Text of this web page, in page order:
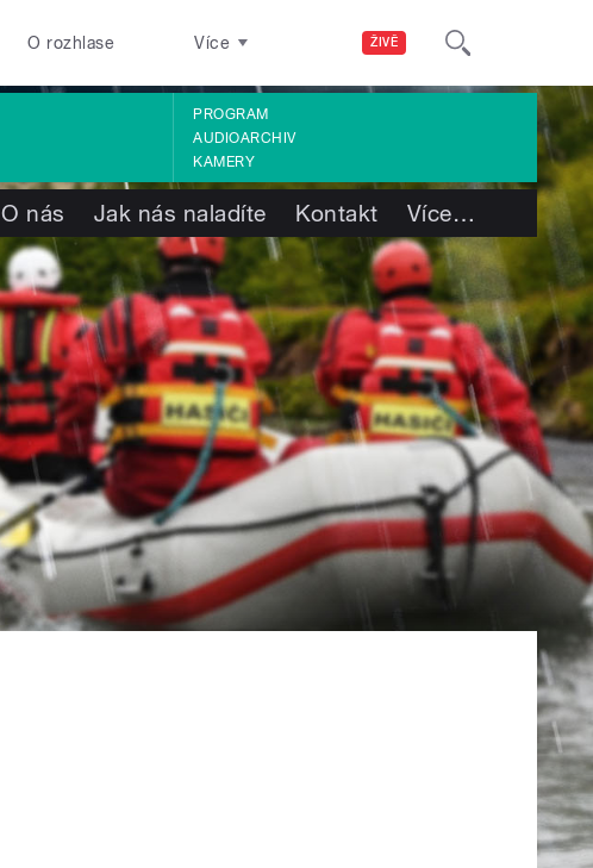
ŽIVĚ
O rozhlase Více
PROGRAM
AUDIOARCHIV
KAMERY
O nás Jak nás naladíte Kontakt Více…